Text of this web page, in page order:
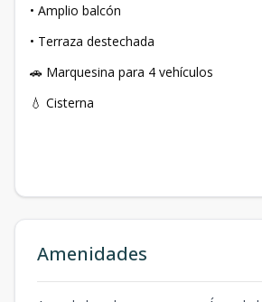
• Amplio balcón
• Terraza destechada
🚗 Marquesina para 4 vehículos
💧 Cisterna
Amenidades